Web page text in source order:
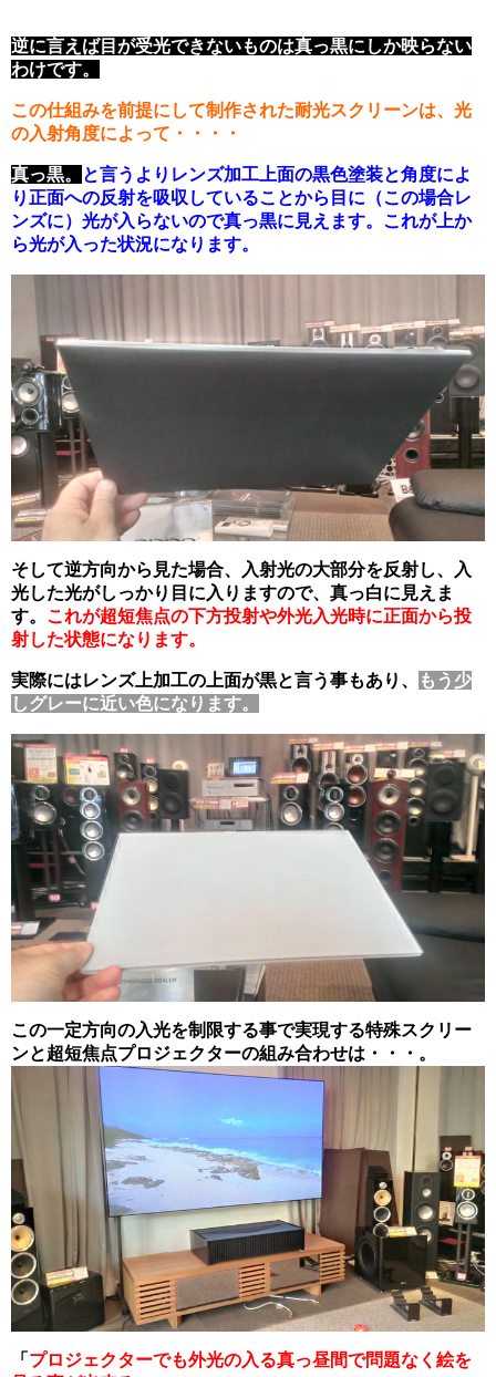
逆に言えば目が受光できないものは真っ黒にしか映らない
わけです。
この仕組みを前提にして制作された耐光スクリーンは、光
の入射角度によって・・・・
真っ黒。
と言うよりレンズ加工上面の黒色塗装と角度によ
り正面への反射を吸収していることから目に（この場合レ
ンズに）光が入らないので真っ黒に見えます。これが上か
ら光が入った状況になります。
そして逆方向から見た場合、入射光の大部分を反射し、入
光した光がしっかり目に入りますので、 真っ白に見えま
す。 これが超短焦点の下方投射や外光入光時に正面から投
射した状態になります。
実際にはレンズ上加工の上面が黒と言う事もあり、
もう少
しグレーに近い色になります。
この一定方向の入光を制限する事で実現する特殊スクリー
ンと超短焦点プロジェクターの組み合わせは・・・。
「 プロジェクターでも外光の入る真っ昼間で問題なく絵を